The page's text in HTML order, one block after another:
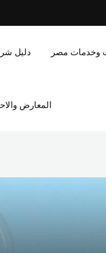
وخدمات مصر دليل
المعارض